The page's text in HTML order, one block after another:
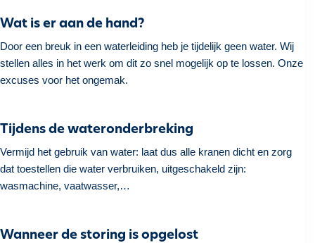
Wat is er aan de hand?
Door een breuk in een waterleiding heb je tijdelijk geen water. Wij
stellen alles in het werk om dit zo snel mogelijk op te lossen. Onze
excuses voor het ongemak.
Tijdens de wateronderbreking
Vermijd het gebruik van water: laat dus alle kranen dicht en zorg
dat toestellen die water verbruiken, uitgeschakeld zijn:
wasmachine, vaatwasser,…
Wanneer de storing is opgelost